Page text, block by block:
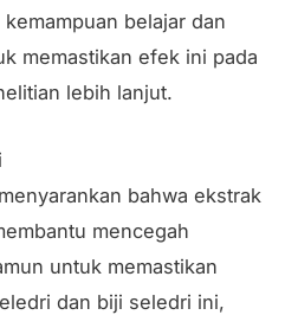
belajar dan
memastikan efek ini pada
lebih lanjut.
bahwa ekstrak
mencegah
untuk memastikan
dan biji seledri ini,